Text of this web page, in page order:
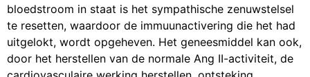
bloedstroom in staat is het sympathische zenuwstelsel
te resetten, waardoor de immuunactivering die het had
uitgelokt, wordt opgeheven. Het geneesmiddel kan ook,
door het herstellen van de normale Ang II-activiteit, de